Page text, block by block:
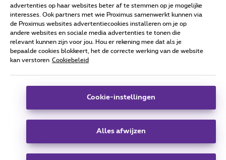
Alle rechten voorbehouden. © Proximus
Algemene voorwaarden, consumenteninfo
Deze website is gecreëerd en wordt beheerd conform het
Koning Albert II-laan 27 - B-1030 Brussel.
Carrier & Wholesale Solutions
advertenties op haar websites beter af te stemmen op je mogelijke
interesses. Ook partners met wie Proximus samenwerkt kunnen via
de Proximus websites advertentiecookies installeren om je op
andere websites en sociale media advertenties te tonen die
relevant kunnen zijn voor jou. Hou er rekening mee dat als je
bepaalde cookies blokkeert, het de correcte werking van de website
kan verstoren Cookiebeleid
Cookie-instellingen
Alles afwijzen